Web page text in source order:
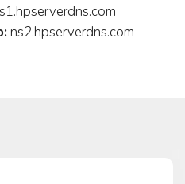
ns2.hpserverdns.com